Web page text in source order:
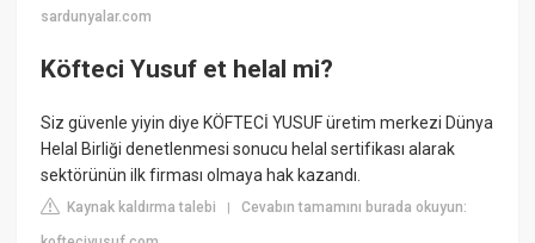
sardunyalar.com
Köfteci Yusuf et helal mi?
Siz güvenle yiyin diye KÖFTECİ YUSUF üretim merkezi Dünya
Helal Birliği denetlenmesi sonucu helal sertifikası alarak
sektörünün ilk firması olmaya hak kazandı.
Kaynak kaldırma talebi |Cevabın tamamını burada okuyun: